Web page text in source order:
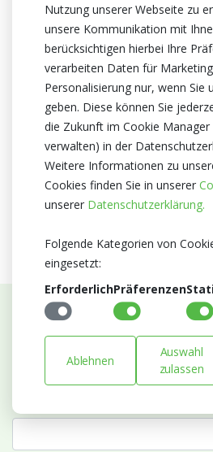
Stiellenge
1cm lang
Gewicht
100 Bündelgewicht
Herkunftsland
Niederlande
Zertifikat
Kein Zertifikate
Bleiben Sie auf dem Laufenden mit
Entwicklungen von Blumengroßhandel
Nutzung unserer Webseite zu
unsere Kommunikation mit
berücksichtigen hierbei Ihre
verarbeiten Daten für
Personalisierung nur, wenn Sie
geben. Diese können Sie
die Zukunft im Cookie
verwalten) in der
Weitere Informationen zu
Cookies finden Sie in unserer
unserer Datenschutzerklärung.
Folgende Kategorien von
eingesetzt:
ErforderlichPräferenzen
Ablehnen
Auswahl
zulassen